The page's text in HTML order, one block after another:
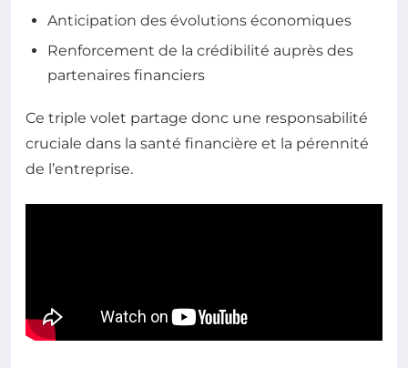
Anticipation des évolutions économiques
Renforcement de la crédibilité auprès des
partenaires financiers
Ce triple volet partage donc une responsabilité
cruciale dans la santé financière et la pérennité
de l’entreprise.